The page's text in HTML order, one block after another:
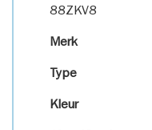
88ZKV8
Merk
Type
Kleur